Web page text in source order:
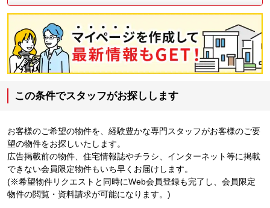
この条件でスタッフがお探しします
お客様のご希望の物件を、経験豊かな専門スタッフがお客様のご要
望の物件をお探しいたします。
広告掲載前の物件、住宅情報誌やチラシ、インターネット等に掲載
できない会員限定物件もいち早くお届けします。
(※希望物件リクエストと同時にWeb会員登録も完了し、会員限定
物件の閲覧・資料請求が可能になります。)